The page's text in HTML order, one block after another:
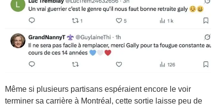
Même si plusieurs partisans espéraient encore le voir
terminer sa carrière à Montréal, cette sortie laisse peu de